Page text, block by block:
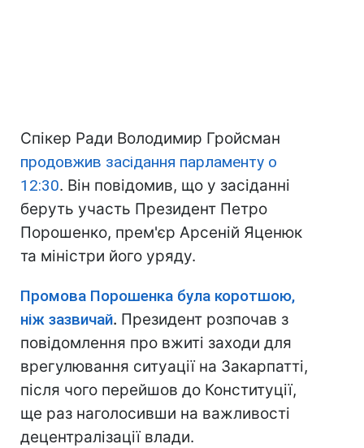
Спікер Ради Володимир Гройсман
продовжив засідання парламенту о
12:30. Він повідомив, що у засіданні
беруть участь Президент Петро
Порошенко, прем'єр Арсеній Яценюк
та міністри його уряду.
Промова Порошенка була коротшою,
ніж зазвичай. Президент розпочав з
повідомлення про вжиті заходи для
врегулювання ситуації на Закарпатті,
після чого перейшов до Конституції,
ще раз наголосивши на важливості
децентралізації влади.